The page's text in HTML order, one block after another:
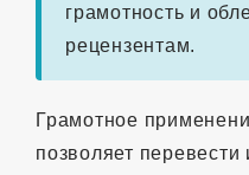
грамотность и
рецензентам.
Грамотное
позволяет перевести